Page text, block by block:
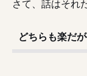
さて、話はそれ
どちらも楽だ